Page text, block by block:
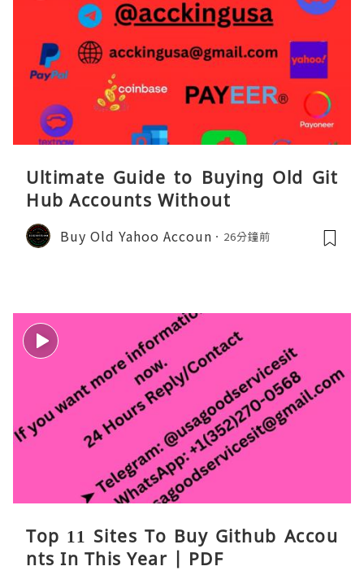
Ultimate Guide to Buying Old Git
Hub Accounts Without
Buy Old Yahoo Accoun 26分鐘前
Top 11 Sites To Buy Github Accou
nts In This Year | PDF